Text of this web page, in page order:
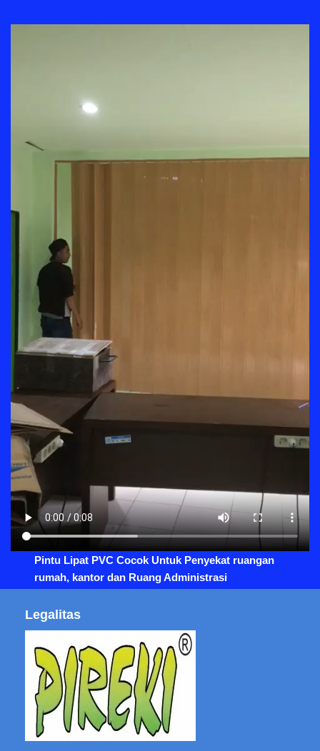
Pintu Lipat PVC Cocok Untuk Penyekat ruangan
rumah, kantor dan Ruang Administrasi
Legalitas